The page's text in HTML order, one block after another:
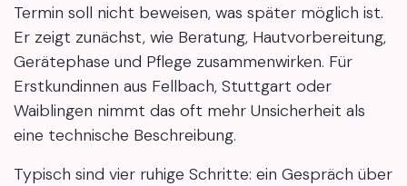
Termin soll nicht beweisen, was später möglich ist.
Er zeigt zunächst, wie Beratung, Hautvorbereitung,
Gerätephase und Pflege zusammenwirken. Für
Erstkundinnen aus Fellbach, Stuttgart oder
Waiblingen nimmt das oft mehr Unsicherheit als
eine technische Beschreibung.
Typisch sind vier ruhige Schritte: ein Gespräch über